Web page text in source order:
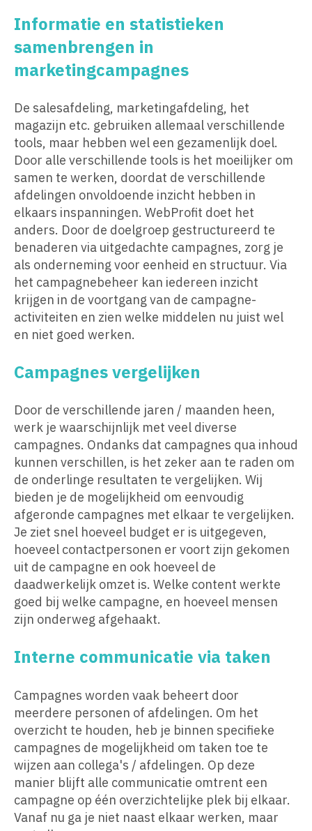
Informatie en statistieken
samenbrengen in
marketingcampagnes
De salesafdeling, marketingafdeling, het
magazijn etc. gebruiken allemaal verschillende
tools, maar hebben wel een gezamenlijk doel.
Door alle verschillende tools is het moeilijker om
samen te werken, doordat de verschillende
afdelingen onvoldoende inzicht hebben in
elkaars inspanningen. WebProfit doet het
anders. Door de doelgroep gestructureerd te
benaderen via uitgedachte campagnes, zorg je
als onderneming voor eenheid en structuur. Via
het campagnebeheer kan iedereen inzicht
krijgen in de voortgang van de campagne-
activiteiten en zien welke middelen nu juist wel
en niet goed werken.
Campagnes vergelijken
Door de verschillende jaren / maanden heen,
werk je waarschijnlijk met veel diverse
campagnes. Ondanks dat campagnes qua inhoud
kunnen verschillen, is het zeker aan te raden om
de onderlinge resultaten te vergelijken. Wij
bieden je de mogelijkheid om eenvoudig
afgeronde campagnes met elkaar te vergelijken.
Je ziet snel hoeveel budget er is uitgegeven,
hoeveel contactpersonen er voort zijn gekomen
uit de campagne en ook hoeveel de
daadwerkelijk omzet is. Welke content werkte
goed bij welke campagne, en hoeveel mensen
zijn onderweg afgehaakt.
Interne communicatie via taken
Campagnes worden vaak beheert door
meerdere personen of afdelingen. Om het
overzicht te houden, heb je binnen specifieke
campagnes de mogelijkheid om taken toe te
wijzen aan collega's / afdelingen. Op deze
manier blijft alle communicatie omtrent een
campagne op één overzichtelijke plek bij elkaar.
Vanaf nu ga je niet naast elkaar werken, maar